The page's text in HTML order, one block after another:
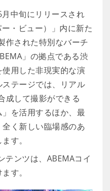
月中旬にリリースされ
・ビュー）」内に新た
作された特別なバーチ
」の拠点である渋
用した非現実的な演
テージでは、リアル
成して撮影ができる
」を活用するほか、最
く新しい臨場感のあ
す。
テンツは、ABEMAコイ
す。